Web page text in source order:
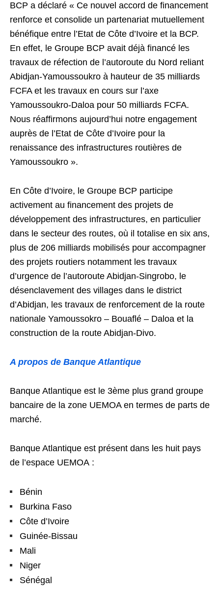
BCP a déclaré « Ce nouvel accord de financement
renforce et consolide un partenariat mutuellement
bénéfique entre l’Etat de Côte d’Ivoire et la BCP.
En effet, le Groupe BCP avait déjà financé les
travaux de réfection de l’autoroute du Nord reliant
Abidjan-Yamoussoukro à hauteur de 35 milliards
FCFA et les travaux en cours sur l’axe
Yamoussoukro-Daloa pour 50 milliards FCFA.
Nous réaffirmons aujourd’hui notre engagement
auprès de l’Etat de Côte d’Ivoire pour la
renaissance des infrastructures routières de
Yamoussoukro ».
En Côte d’Ivoire, le Groupe BCP participe
activement au financement des projets de
développement des infrastructures, en particulier
dans le secteur des routes, où il totalise en six ans,
plus de 206 milliards mobilisés pour accompagner
des projets routiers notamment les travaux
d’urgence de l’autoroute Abidjan-Singrobo, le
désenclavement des villages dans le district
d’Abidjan, les travaux de renforcement de la route
nationale Yamoussokro – Bouaflé – Daloa et la
construction de la route Abidjan-Divo.
A propos de Banque Atlantique
Banque Atlantique est le 3ème plus grand groupe
bancaire de la zone UEMOA en termes de parts de
marché.
Banque Atlantique est présent dans les huit pays
de l’espace UEMOA :
Bénin
Burkina Faso
Côte d’Ivoire
Guinée-Bissau
Mali
Niger
Sénégal